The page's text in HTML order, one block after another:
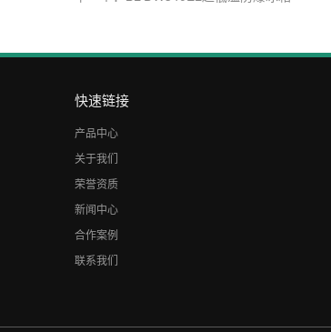
快速链接
产品中心
关于我们
荣誉资质
新闻中心
合作案例
联系我们